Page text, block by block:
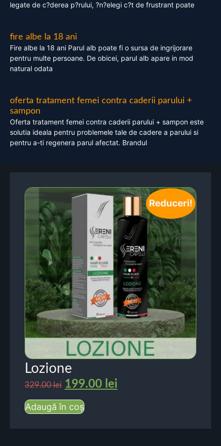
legate de c?derea p?rului, ?n?elegi c?t de frustrant poate
fire albe la 18 ani
Fire albe la 18 ani Parul alb poate fi o sursa de ingrijorare
pentru multe persoane. De obicei, parul alb apare in mod
natural odata
oferta tratament femei contra caderii parului +
sampon
Oferta tratament femei contra caderii parului + sampon este
solutia ideala pentru problemele tale de cadere a parului si
pentru a-ti regenera parul afectat. Brandul
Reduceri!
Lozione
329.00lei 199.00 lei
Adaugă în coș